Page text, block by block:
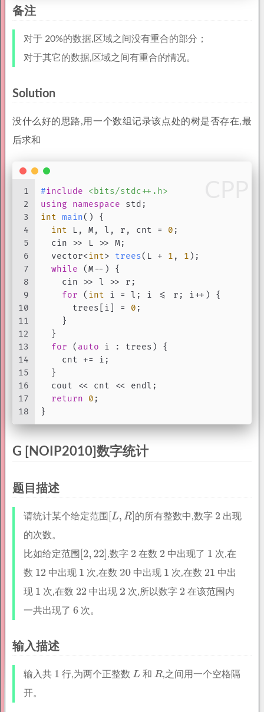
备注
对于 20%的数据,区域之间没有重合的部分；
对于其它的数据,区域之间有重合的情况。
Solution
没什么好的思路,用一个数组记录该点处的树是否存在,最
后求和
1
2
3
4
5
6
7
8
9
10
11
12
13
14
15
16
17
18
#include
<bits/stdc++.h>
using
namespace std;
int main()
{
int L, M, l, r, cnt = 0 ;
  cin >> L >> M;
vector<int> trees(L + 1 , 1 ) ;
while (M--) {
    cin >> l >> r;
for ( int i = l; i <= r; i++) {
      trees[i] =
0 ;
    }
  }
for ( auto i : trees) {
    cnt += i;
  }
  cout << cnt << endl;
return
0 ;
}
G [NOIP2010]数字统计
题目描述
请统计某个给定范围 的所有整数中,数字
出现
的次数。
比如给定范围
,数字 在数 中出现了
次,在
数
中出现 次,在数 中出现 次,在数
中出
现
次,在数 中出现 次,所以数字
在该范围内
一共出现了
次。
输入描述
输入共 行,为两个正整数 和
,之间用一个空格隔
开。